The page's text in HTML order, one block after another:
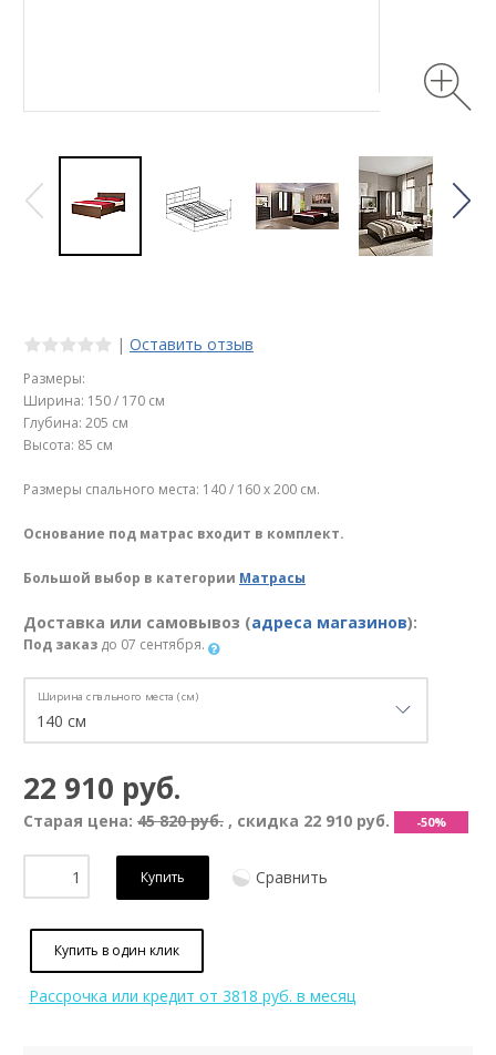
| Оставить отзыв
Размеры:
Ширина: 150 / 170 см
Глубина: 205 см
Высота: 85 см
Размеры спального места: 140 / 160 х 200 см.
Основание под матрас входит в комплект.
Большой выбор в категории Матрасы
Доставка или самовывоз (адреса магазинов):
Под заказ до 07 сентября.
Ширина спального места (см)
22 910 руб.
Старая цена: 45 820 руб. , скидка 22 910 руб. -50%
Купить Сравнить
Купить в один клик
Рассрочка или кредит от 3818 руб. в месяц